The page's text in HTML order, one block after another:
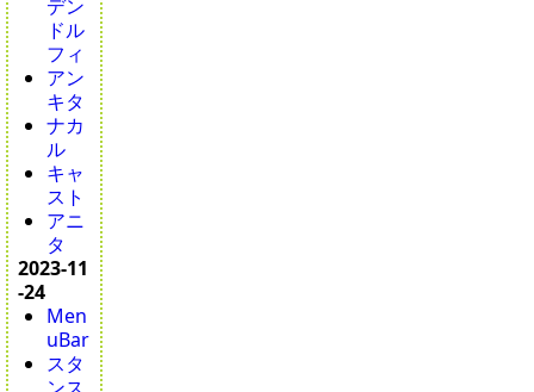
デン
ドル
フィ
アン
キタ
ナカ
ル
キャ
スト
アニ
タ
2023-11
-24
Men
uBar
スタ